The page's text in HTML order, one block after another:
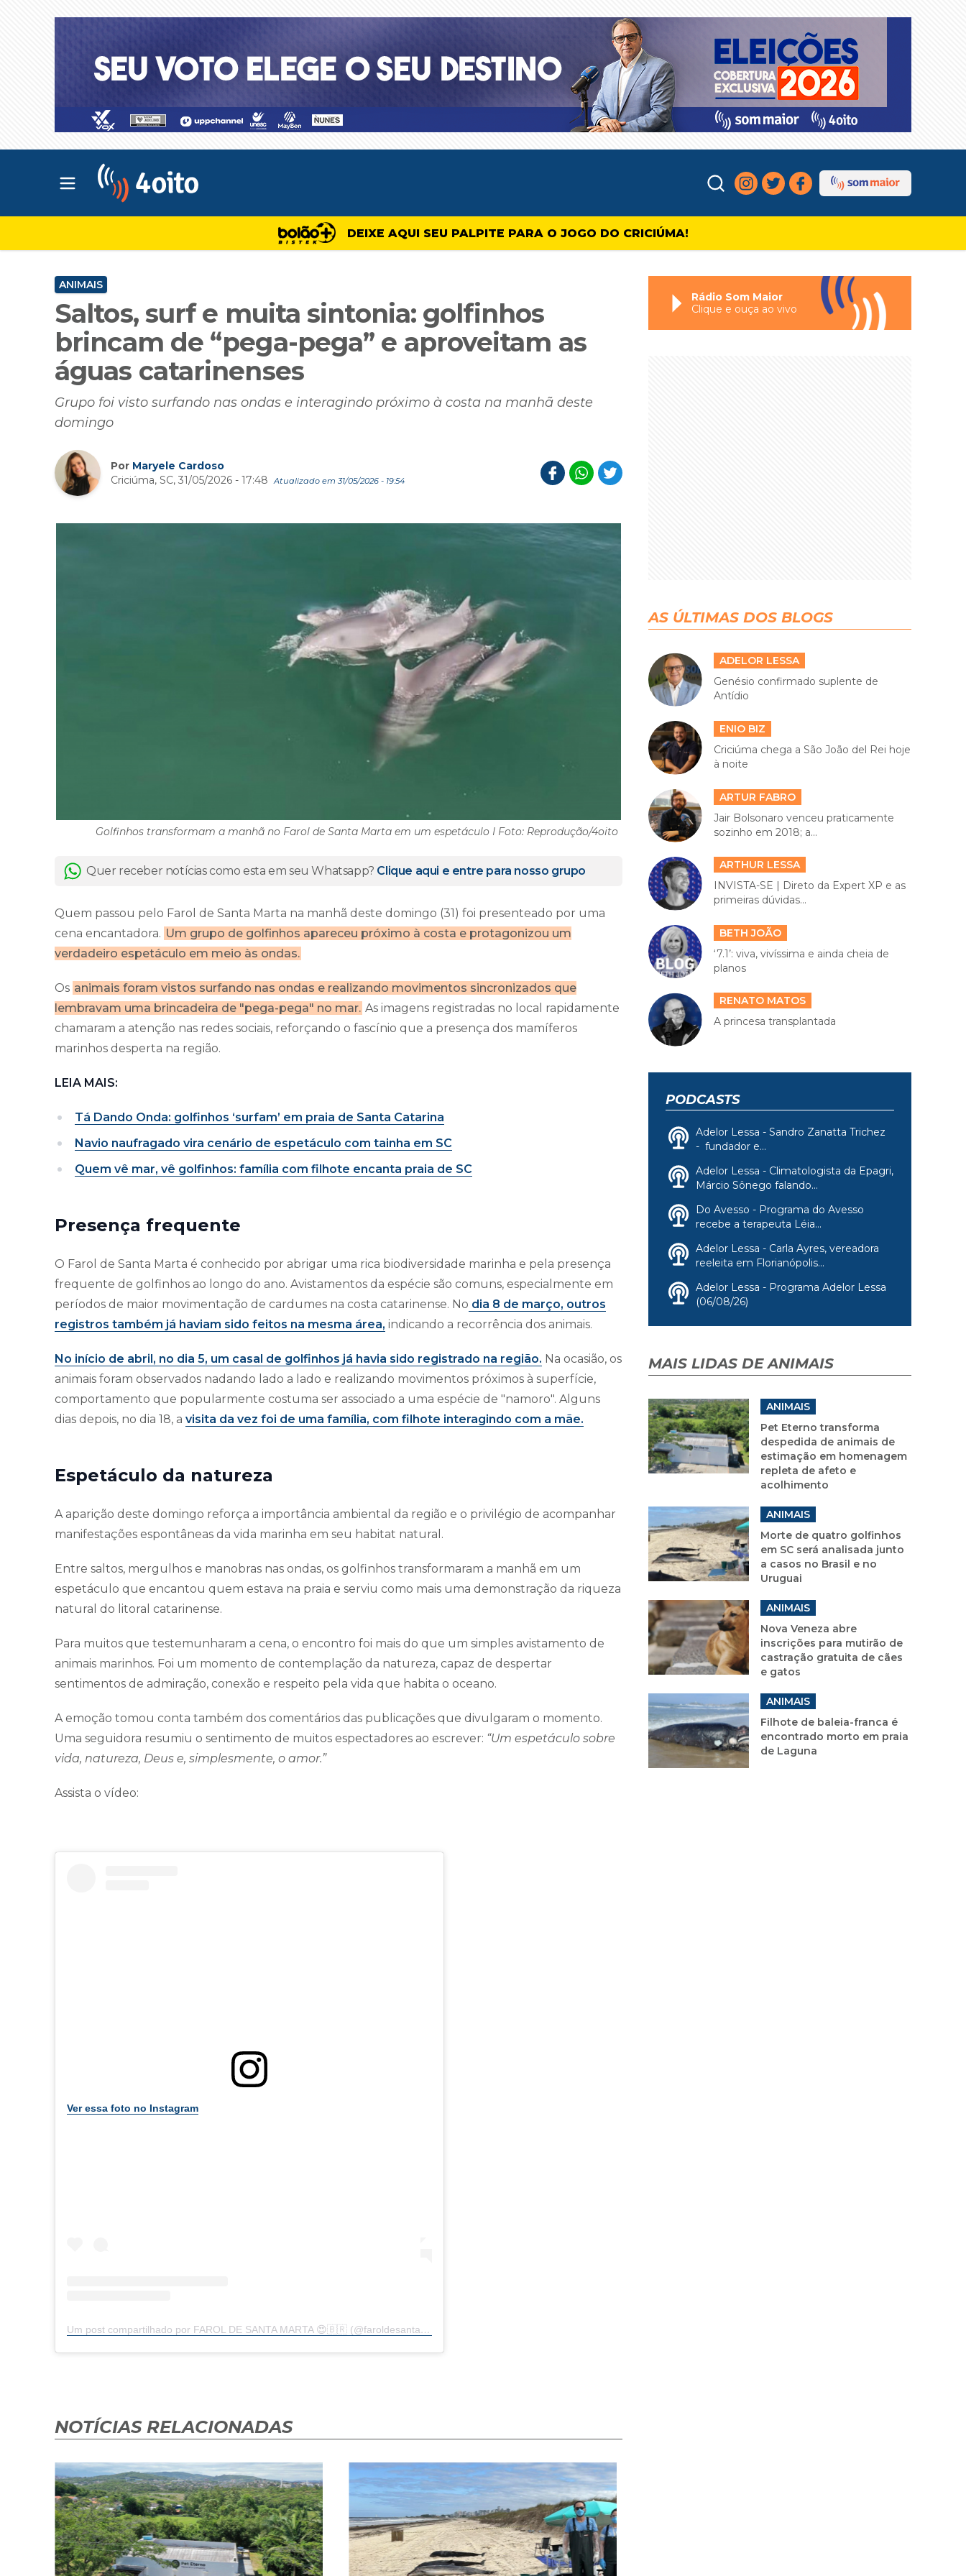
Abrir menu principal
DEIXE AQUI SEU PALPITE PARA O JOGO DO CRICIÚMA!
ANIMAIS
Saltos, surf e muita sintonia: golfinhos
brincam de “pega-pega” e aproveitam as
águas catarinenses
Grupo foi visto surfando nas ondas e interagindo próximo à costa na manhã deste
domingo
Por Maryele Cardoso
Criciúma, SC, 31/05/2026 - 17:48
Atualizado em 31/05/2026 - 19:54
Golfinhos transformam a manhã no Farol de Santa Marta em um espetáculo I Foto: Reprodução/4oito
Quer receber notícias como esta em seu Whatsapp? Clique aqui e entre para nosso grupo
Quem passou pelo Farol de Santa Marta na manhã deste domingo (31) foi presenteado por uma
cena encantadora. Um grupo de golfinhos apareceu próximo à costa e protagonizou um
verdadeiro espetáculo em meio às ondas.
Os animais foram vistos surfando nas ondas e realizando movimentos sincronizados que
lembravam uma brincadeira de "pega-pega" no mar. As imagens registradas no local rapidamente
chamaram a atenção nas redes sociais, reforçando o fascínio que a presença dos mamíferos
marinhos desperta na região.
LEIA MAIS:
Tá Dando Onda: golfinhos ‘surfam’ em praia de Santa Catarina
Navio naufragado vira cenário de espetáculo com tainha em SC
Quem vê mar, vê golfinhos: família com filhote encanta praia de SC
Presença frequente
O Farol de Santa Marta é conhecido por abrigar uma rica biodiversidade marinha e pela presença
frequente de golfinhos ao longo do ano. Avistamentos da espécie são comuns, especialmente em
períodos de maior movimentação de cardumes na costa catarinense. No dia 8 de março, outros
registros também já haviam sido feitos na mesma área, indicando a recorrência dos animais.
No início de abril, no dia 5, um casal de golfinhos já havia sido registrado na região. Na ocasião, os
animais foram observados nadando lado a lado e realizando movimentos próximos à superfície,
comportamento que popularmente costuma ser associado a uma espécie de "namoro". Alguns
dias depois, no dia 18, a visita da vez foi de uma família, com filhote interagindo com a mãe.
Espetáculo da natureza
A aparição deste domingo reforça a importância ambiental da região e o privilégio de acompanhar
manifestações espontâneas da vida marinha em seu habitat natural.
Entre saltos, mergulhos e manobras nas ondas, os golfinhos transformaram a manhã em um
espetáculo que encantou quem estava na praia e serviu como mais uma demonstração da riqueza
natural do litoral catarinense.
Para muitos que testemunharam a cena, o encontro foi mais do que um simples avistamento de
animais marinhos. Foi um momento de contemplação da natureza, capaz de despertar
sentimentos de admiração, conexão e respeito pela vida que habita o oceano.
A emoção tomou conta também dos comentários das publicações que divulgaram o momento.
Uma seguidora resumiu o sentimento de muitos espectadores ao escrever: “Um espetáculo sobre
vida, natureza, Deus e, simplesmente, o amor.”
Assista o vídeo:
Ver essa foto no Instagram
Um post compartilhado por FAROL DE SANTA MARTA 😍🇧🇷 (@faroldesantamarta)
NOTÍCIAS RELACIONADAS
Rádio Som Maior
Clique e ouça ao vivo
AS ÚLTIMAS DOS BLOGS
ADELOR LESSA
Genésio confirmado suplente de
Antídio
ENIO BIZ
Criciúma chega a São João del Rei hoje
à noite
ARTUR FABRO
Jair Bolsonaro venceu praticamente
sozinho em 2018; a...
ARTHUR LESSA
INVISTA-SE | Direto da Expert XP e as
primeiras dúvidas...
BETH JOÃO
‘7.1’: viva, vivíssima e ainda cheia de
planos
RENATO MATOS
A princesa transplantada
PODCASTS
Adelor Lessa - Sandro Zanatta Trichez
- fundador e...
Adelor Lessa - Climatologista da Epagri,
Márcio Sônego falando...
Do Avesso - Programa do Avesso
recebe a terapeuta Léia...
Adelor Lessa - Carla Ayres, vereadora
reeleita em Florianópolis...
Adelor Lessa - Programa Adelor Lessa
(06/08/26)
MAIS LIDAS DE ANIMAIS
ANIMAIS
Pet Eterno transforma
despedida de animais de
estimação em homenagem
repleta de afeto e
acolhimento
ANIMAIS
Morte de quatro golfinhos
em SC será analisada junto
a casos no Brasil e no
Uruguai
ANIMAIS
Nova Veneza abre
inscrições para mutirão de
castração gratuita de cães
e gatos
ANIMAIS
Filhote de baleia-franca é
encontrado morto em praia
de Laguna